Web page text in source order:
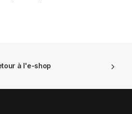
à l'e-shop